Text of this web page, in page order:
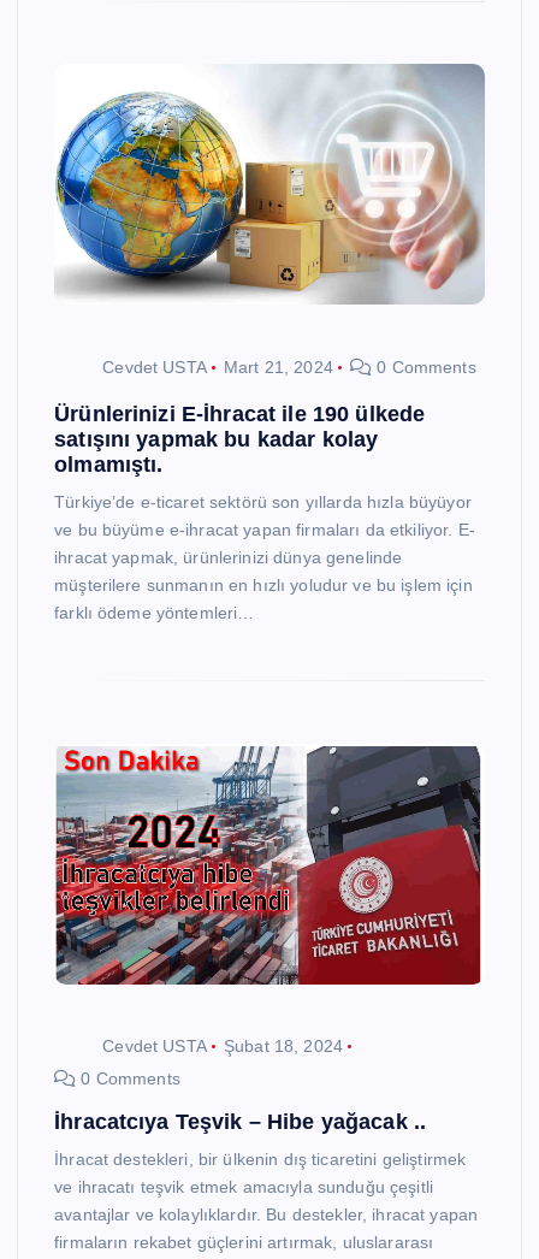
Cevdet USTA Mart 21, 2024 0 Comments
Ürünlerinizi E-İhracat ile 190 ülkede
satışını yapmak bu kadar kolay
olmamıştı.
Türkiye’de e-ticaret sektörü son yıllarda hızla büyüyor
ve bu büyüme e-ihracat yapan firmaları da etkiliyor. E-
ihracat yapmak, ürünlerinizi dünya genelinde
müşterilere sunmanın en hızlı yoludur ve bu işlem için
farklı ödeme yöntemleri…
Cevdet USTA
Şubat 18, 2024
0 Comments
İhracatcıya Teşvik – Hibe yağacak ..
İhracat destekleri, bir ülkenin dış ticaretini geliştirmek
ve ihracatı teşvik etmek amacıyla sunduğu çeşitli
avantajlar ve kolaylıklardır. Bu destekler, ihracat yapan
firmaların rekabet güçlerini artırmak, uluslararası